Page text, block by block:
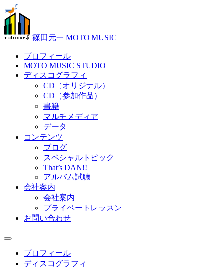
篠田元一 MOTO MUSIC
プロフィール
MOTO MUSIC STUDIO
ディスコグラフィ
CD（オリジナル）
CD（参加作品）
書籍
マルチメディア
データ
コンテンツ
ブログ
スペシャルトピック
That’s DAN!!
アルバム試聴
会社案内
会社案内
プライベートレッスン
お問い合わせ
プロフィール
ディスコグラフィ